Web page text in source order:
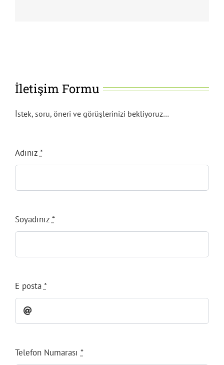
İletişim Formu
İstek, soru, öneri ve görüşlerinizi bekliyoruz…
Adınız *
Soyadınız *
E posta *
Telefon Numarası *